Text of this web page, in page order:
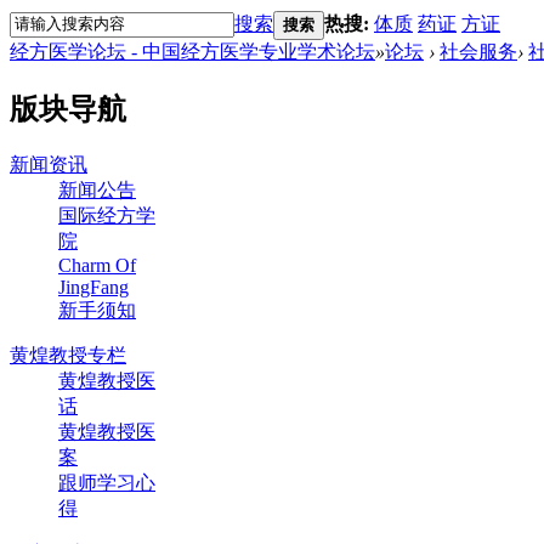
搜索 搜索 热搜: 体质 药证 方证
经方医学论坛 - 中国经方医学专业学术论坛»论坛 › 社会服务›
版块导航
新闻资讯
新闻公告
国际经方学
院
Charm Of
JingFang
新手须知
黄煌教授专栏
黄煌教授医
话
黄煌教授医
案
跟师学习心
得